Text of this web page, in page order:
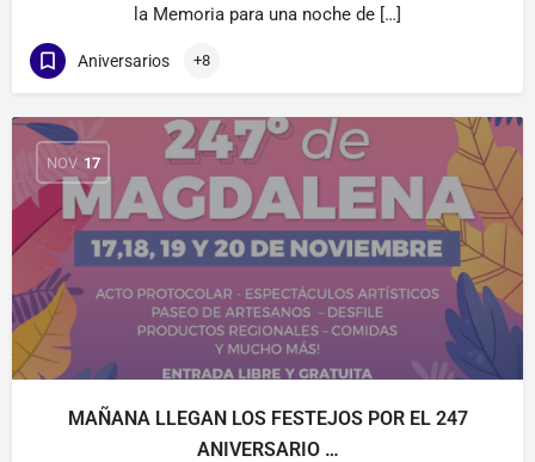
la Memoria para una noche de […]
Aniversarios +8
NOV 17
MAÑANA LLEGAN LOS FESTEJOS POR EL 247
ANIVERSARIO …